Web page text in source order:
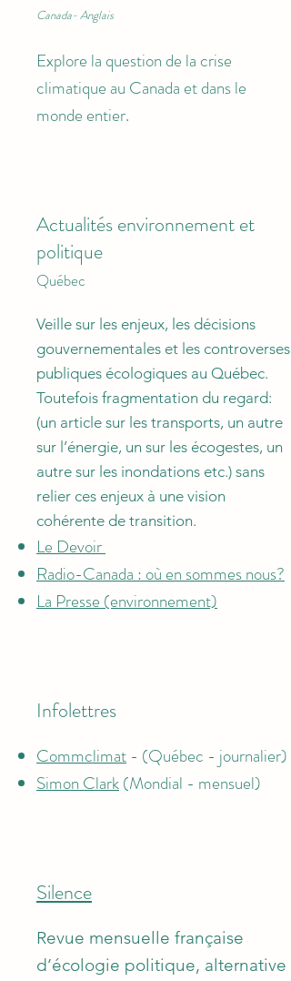
Canada- Anglais
Explore la question de la crise
climatique au Canada et dans le
monde entier.
Actualités environnement et
politique
Québec
Veille sur les enjeux, les décisions
gouvernementales et les controverses
publiques écologiques au Québec.
Toutefois fragmentation du regard:
(un article sur les transports, un autre
sur l’énergie, un sur les écogestes, un
autre sur les inondations etc.) sans
relier ces enjeux à une vision
cohérente de transition.
Le Devoir
Radio-Canada : où en sommes nous?
La Presse (environnement)
Infolettres
Commclimat - (Québec - journalier)
Simon Clark(Mondial - mensuel)
Silence
​Revue mensuelle française
d’écologie politique, alternative